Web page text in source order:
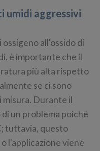
umidi aggressivi
all'ossido di
è importante che il
più alta rispetto
se ci sono
misura. Durante il
un problema poiché
tuttavia, questo
l'applicazione viene